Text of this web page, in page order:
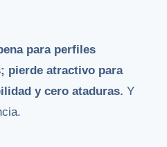
para perfiles
pierde atractivo para
y cero ataduras. Y